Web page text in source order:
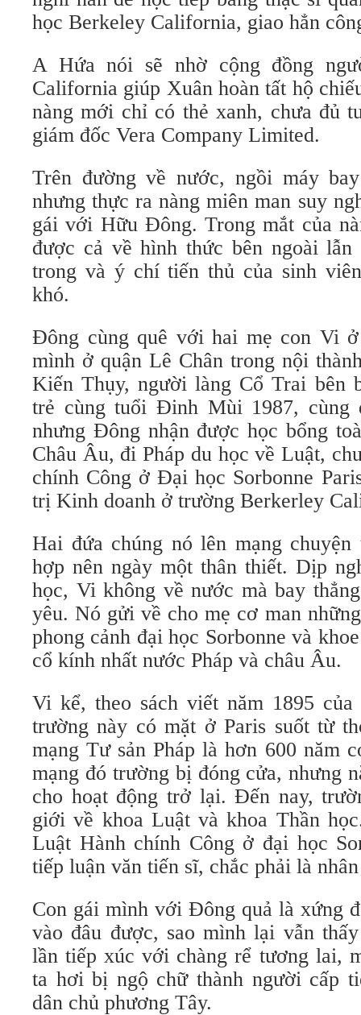
học Berkeley California, giao hẳn
A Hứa nói sẽ nhờ cộng đồng
California giúp Xuân hoàn tất hộ
nàng mới chỉ có thẻ xanh, chưa đủ
giám đốc Vera Company Limited.
Trên đường về nước, ngồi máy
nhưng thực ra nàng miên man suy
gái với Hữu Đông. Trong mắt của
được cả về hình thức bên ngoài lẫn
trong và ý chí tiến thủ của sinh
khó.
Đông cùng quê với hai mẹ con Vi
mình ở quận Lê Chân trong nội
Kiến Thụy, người làng Cổ Trai bên
trẻ cùng tuổi Đinh Mùi 1987, cùng
nhưng Đông nhận được học bổng
Châu Âu, đi Pháp du học về Luật,
chính Công ở Đại học Sorbonne
trị Kinh doanh ở trường Berkerley
Hai đứa chúng nó lên mạng chuyện
hợp nên ngày một thân thiết. Dịp
học, Vi không về nước mà bay
yêu. Nó gửi về cho mẹ cơ man
phong cảnh đại học Sorbonne và
cổ kính nhất nước Pháp và châu Âu.
Vi kể, theo sách viết năm 1895 của
trường này có mặt ở Paris suốt từ
mạng Tư sản Pháp là hơn 600 năm
mạng đó trường bị đóng cửa, nhưng
cho hoạt động trở lại. Đến nay,
giới về khoa Luật và khoa Thần
Luật Hành chính Công ở đại học
tiếp luận văn tiến sĩ, chắc phải là
Con gái mình với Đông quả là xứng
vào đâu được, sao mình lại vẫn
lần tiếp xúc với chàng rể tương lai,
ta hơi bị ngộ chữ thành người cấp
dân chủ phương Tây.